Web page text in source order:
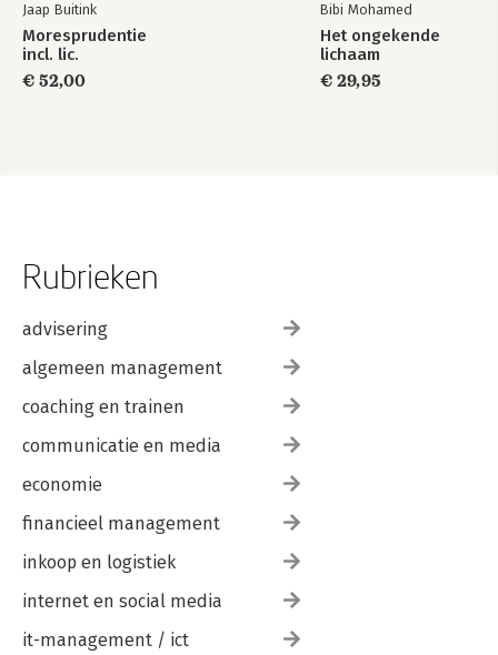
Jaap Buitink
Moresprudentie
incl. lic.
€ 52,00
Bibi Mohamed
Het ongekende
lichaam
€ 29,95
Rubrieken
advisering
algemeen management
coaching en trainen
communicatie en media
economie
financieel management
inkoop en logistiek
internet en social media
it-management / ict